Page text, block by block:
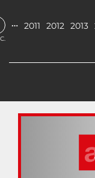
… 2011 2012 2013